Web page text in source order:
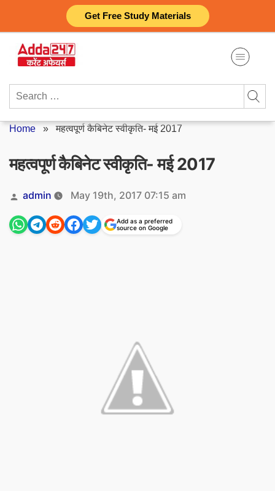
Get Free Study Materials
content
Search
Home »महत्वपूर्ण कैबिनेट स्वीकृति- मई 2017
महत्वपूर्ण कैबिनेट स्वीकृति- मई 2017
Posted
by
admin May 19th, 2017 07:15 am
Add as a preferred
source on Google